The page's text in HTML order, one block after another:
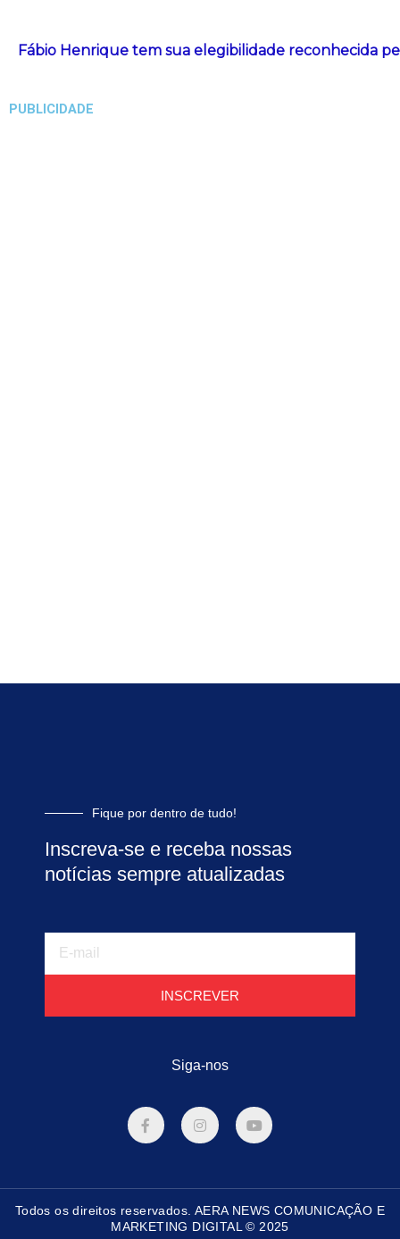
Fábio Henrique tem sua elegibilidade reconhecida
PUBLICIDADE
Fique por dentro de tudo!
Inscreva-se e receba nossas
notícias sempre atualizadas
INSCREVER
Siga-nos
F
a
c
o
k
-
I
n
s
g
a
m
Y
o
u
b
Todos os direitos reservados. AERA NEWS COMUNICAÇÃO E
MARKETING DIGITAL © 2025